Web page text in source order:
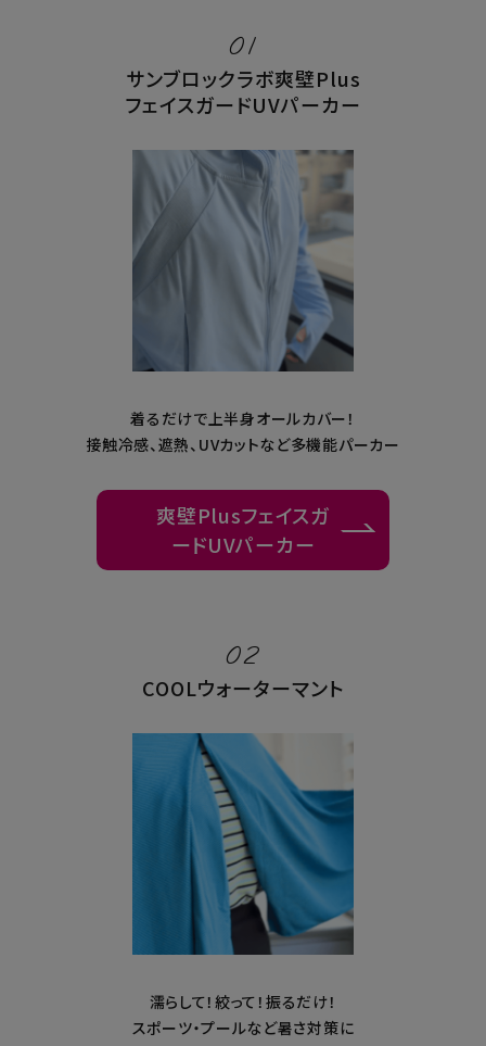
お悩み解決コラム
プライバシーポリシー
特定商取引法について
01
サンブロックラボ爽壁Plus
フェイスガードUVパーカー
着るだけで上半身オールカバー！
接触冷感、遮熱、UVカットなど多機能パーカー
爽壁Plusフェイスガ
ードUVパーカー
02
COOLウォーターマント
濡らして！絞って！振るだけ！
スポーツ・プールなど暑さ対策に